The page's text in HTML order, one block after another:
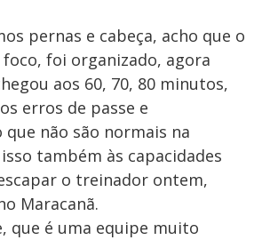
pernas e cabeça, acho que o
foi organizado, agora
aos 60, 70, 80 minutos,
erros de passe e
não são normais na
também às capacidades
o treinador ontem,
Maracanã.
que é uma equipe muito